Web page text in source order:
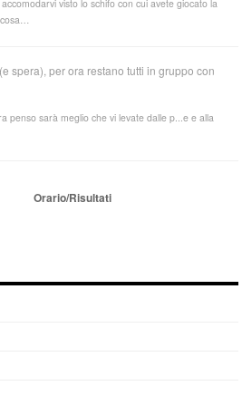
visto lo schifo con cui avete giocato la
spera), per ora restano tutti in gruppo con
penso sarà meglio che vi levate dalle p...e e alla
Orario/Risultati